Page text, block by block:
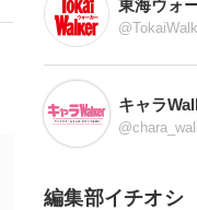
東海ウォ
キャラ
編集部イチオシ